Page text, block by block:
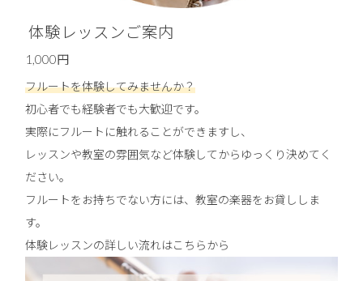
体験レッスンご案内
1,000円
フルートを体験してみませんか？
初心者でも経験者でも大歓迎です。
実際にフルートに触れることができますし、
レッスンや教室の雰囲気など体験してからゆっくり決めてく
ださい。
フルートをお持ちでない方には、教室の楽器をお貸ししま
す。
体験レッスンの詳しい流れはこちらから